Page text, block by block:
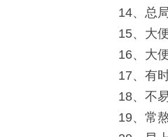
14、总
15、大
16、大
17、有
18、不
19、常